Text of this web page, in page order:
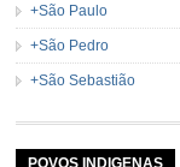
+São Paulo
+São Pedro
+São Sebastião
POVOS INDIGENAS